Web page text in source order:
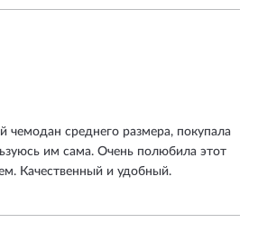
чемодан среднего размера, покупала
им сама. Очень полюбила этот
Качественный и удобный.